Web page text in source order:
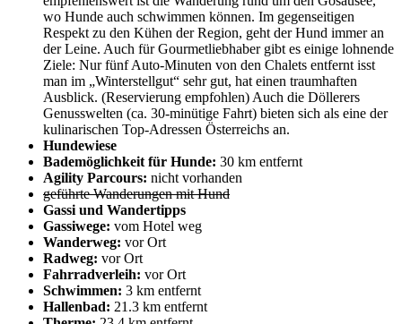
wo Hunde auch schwimmen können. Im gegenseitigen
Respekt zu den Kühen der Region, geht der Hund immer an
der Leine. Auch für Gourmetliebhaber gibt es einige lohnende
Ziele: Nur fünf Auto-Minuten von den Chalets entfernt isst
man im „Winterstellgut“ sehr gut, hat einen traumhaften
Ausblick. (Reservierung empfohlen) Auch die Döllerers
Genusswelten (ca. 30-minütige Fahrt) bieten sich als eine der
kulinarischen Top-Adressen Österreichs an.
Hundewiese
Bademöglichkeit für Hunde: 30 km entfernt
Agility Parcours: nicht vorhanden
geführte Wanderungen mit Hund
Gassi und Wandertipps
Gassiwege: vom Hotel weg
Wanderweg: vor Ort
Radweg: vor Ort
Fahrradverleih: vor Ort
Schwimmen: 3 km entfernt
Hallenbad: 21.3 km entfernt